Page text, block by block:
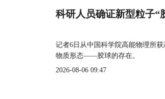
科研人员确证新型粒子“
记者6日从中国科学院高能物理所
物质形态——胶球的存在。
2026-08-06 09:47